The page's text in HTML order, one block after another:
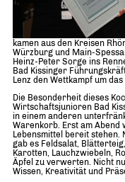
WER WIR SIND & DER
Forum „Junge
UNSER NETZWERK
Mitglieder
Senatoren
Ziele
Imagefilm
Merchandising-
Schweinfurt / Würzburg–
Kreisen der
„Mainfränkischen
kamen aus den Kreisen
Würzburg und Main-
Heinz-Peter Sorge ins
Bad Kissinger
Lenz den Wettkampf um
Die Besonderheit dieses
Wirtschaftsjunioren Bad
in einem anderen
Warenkorb. Erst am Abend
Lebensmittel bereit stehen.
gab es Feldsalat,
Karotten, Lauchzwiebeln,
Äpfel zu verwerten. Nicht
Wissen, Kreativität und